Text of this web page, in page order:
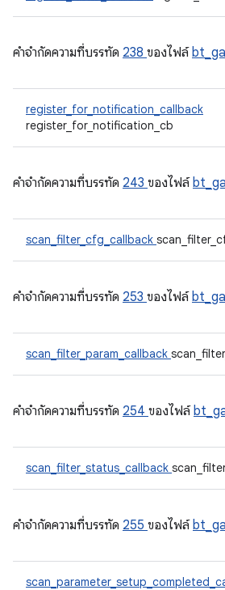
คําจํากัดความที่บรรทัด 238 ของไฟล์
register_for_notification_callback
register_for_notification_cb
คําจํากัดความที่บรรทัด 243 ของไฟล์
scan_filter_cfg_callback
คําจํากัดความที่บรรทัด 253 ของไฟล์
scan_filter_param_callback
คําจํากัดความที่บรรทัด 254 ของไฟล์
scan_filter_status_callback
คําจํากัดความที่บรรทัด 255 ของไฟล์